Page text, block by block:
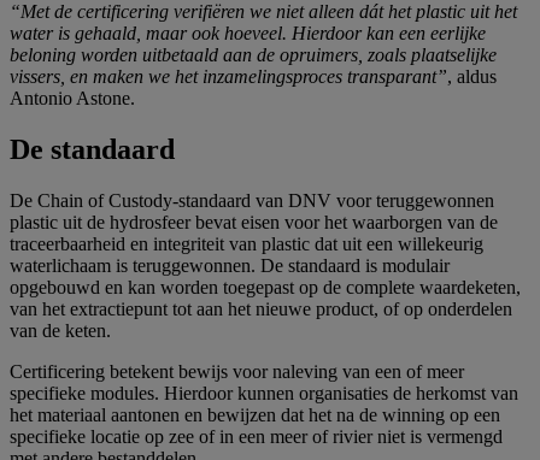
“Met de certificering verifiëren we niet alleen dát het plastic uit het
water is gehaald, maar ook hoeveel. Hierdoor kan een eerlijke
beloning worden uitbetaald aan de opruimers, zoals plaatselijke
vissers, en maken we het inzamelingsproces transparant”, aldus
Antonio Astone.
De standaard
De Chain of Custody-standaard van DNV voor teruggewonnen
plastic uit de hydrosfeer bevat eisen voor het waarborgen van de
traceerbaarheid en integriteit van plastic dat uit een willekeurig
waterlichaam is teruggewonnen. De standaard is modulair
opgebouwd en kan worden toegepast op de complete waardeketen,
van het extractiepunt tot aan het nieuwe product, of op onderdelen
van de keten.
Certificering betekent bewijs voor naleving van een of meer
specifieke modules. Hierdoor kunnen organisaties de herkomst van
het materiaal aantonen en bewijzen dat het na de winning op een
specifieke locatie op zee of in een meer of rivier niet is vermengd